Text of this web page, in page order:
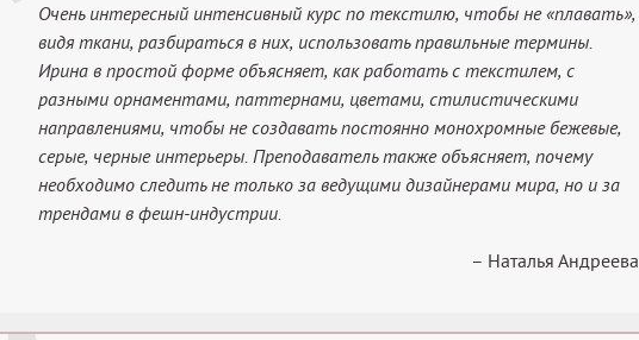
Очень интересный интенсивный курс по текстилю, чтобы не «плавать»,
видя ткани, разбираться в них, использовать правильные термины.
Ирина в простой форме объясняет, как работать с текстилем, с
разными орнаментами, паттернами, цветами, стилистическими
направлениями, чтобы не создавать постоянно монохромные бежевые,
серые, черные интерьеры. Преподаватель также объясняет, почему
необходимо следить не только за ведущими дизайнерами мира, но и за
трендами в фешн-индустрии.
– Наталья Андреева